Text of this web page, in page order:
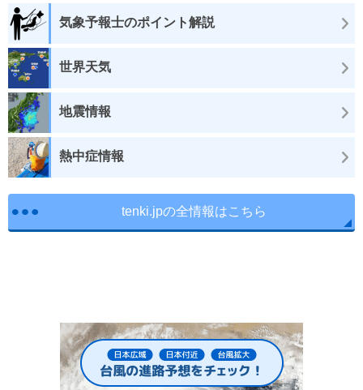
気象予報士のポイント解説
世界天気
地震情報
熱中症情報
tenki.jpの全情報はこちら